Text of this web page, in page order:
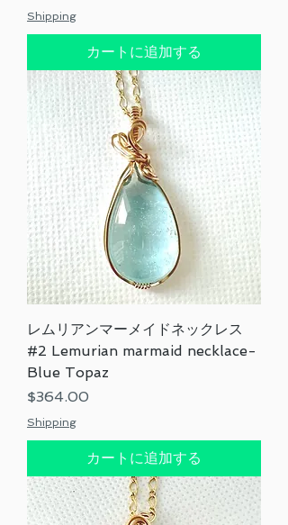
Shipping
カートに追加する
レムリアンマーメイドネックレス
#2 Lemurian marmaid necklace-
Blue Topaz
価格
$364.00
Shipping
カートに追加する